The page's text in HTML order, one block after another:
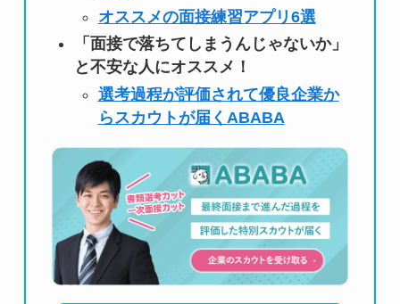
オススメの面接練習アプリ6選
「面接で落ちてしまうんじゃないか」
と不安な人にオススメ！
選考過程が評価されて優良企業か
らスカウトが届くABABA